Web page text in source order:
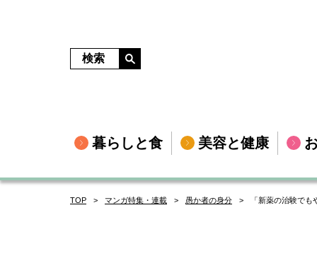
暮らしと食 美容と健康
TOP マンガ特集・連載 愚か者の身分 「新薬の治験で